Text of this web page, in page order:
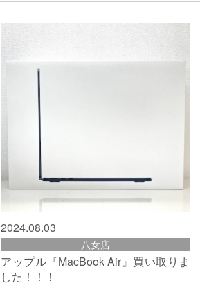
2024.08.03
八女店
アップル『MacBook Air』買い取りま
した！！！